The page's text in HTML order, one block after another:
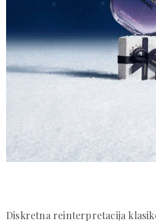
Diskretna reinterpretacija